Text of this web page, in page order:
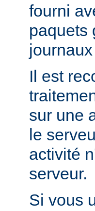
fourni
paquets
Il est
sur une
le
activité
serveur.
Si vous